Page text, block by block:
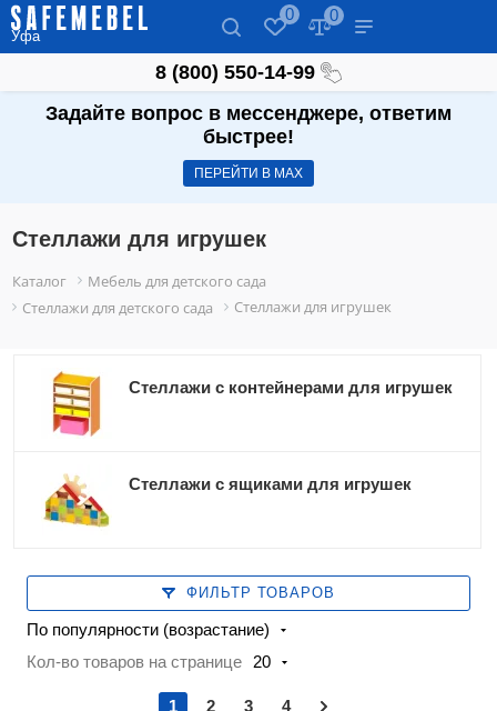
Уфа
0 0
8 (800) 550-14-99
Задайте вопрос в мессенджере, ответим
быстрее!
ПЕРЕЙТИ В МАХ
Стеллажи для игрушек
Каталог
Мебель для детского сада
Стеллажи для детского сада
Стеллажи для игрушек
Стеллажи с контейнерами для игрушек
Стеллажи с ящиками для игрушек
ФИЛЬТР ТОВАРОВ
По популярности (возрастание)
Кол-во товаров на странице
20
1 2 3 4